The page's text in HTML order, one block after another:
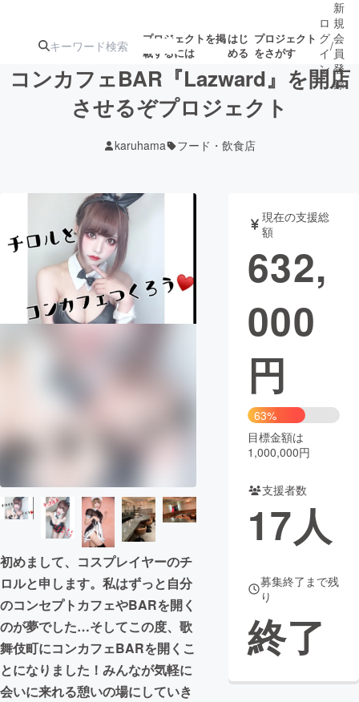
プロジェクトを掲
載するには
はじ
める
プロジェクト
をさがす
ジェクト
募集終了が近いプ
ロジェクト
アート・写真 音楽
テクノロジー・ガジェット ゲーム・サ
映像・映画
CAMPFIRE for Social Good
CAMPFIRE Creation
コミュニティ
ロ
グ
イ
ン
/
新
規
会
員
登
録
コンカフェBAR『Lazward』を開店
させるぞプロジェクト
karuhama フード・飲食店
初めまして、コスプレイヤーのチ
ロルと申します。私はずっと自分
のコンセプトカフェやBARを開く
のが夢でした…そしてこの度、歌
舞伎町にコンカフェBARを開くこ
とになりました！みんなが気軽に
会いに来れる憩いの場にしていき
現在の支援総
額
632,
000
円
63%
目標金額は
1,000,000円
支援者数
17人
募集終了まで残
り
終了